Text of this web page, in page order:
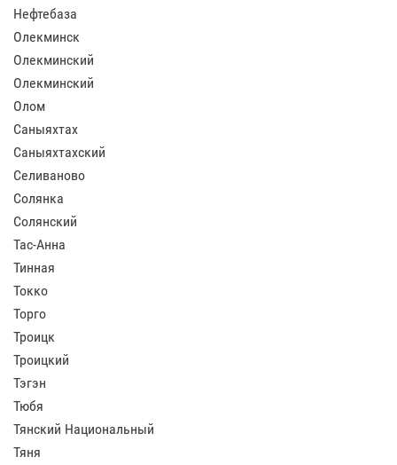
Нефтебаза
Олекминск
Олекминский
Олекминский
Олом
Саныяхтах
Саныяхтахский
Селиваново
Солянка
Солянский
Тас-Анна
Тинная
Токко
Торго
Троицк
Троицкий
Тэгэн
Тюбя
Тянский Национальный
Тяня